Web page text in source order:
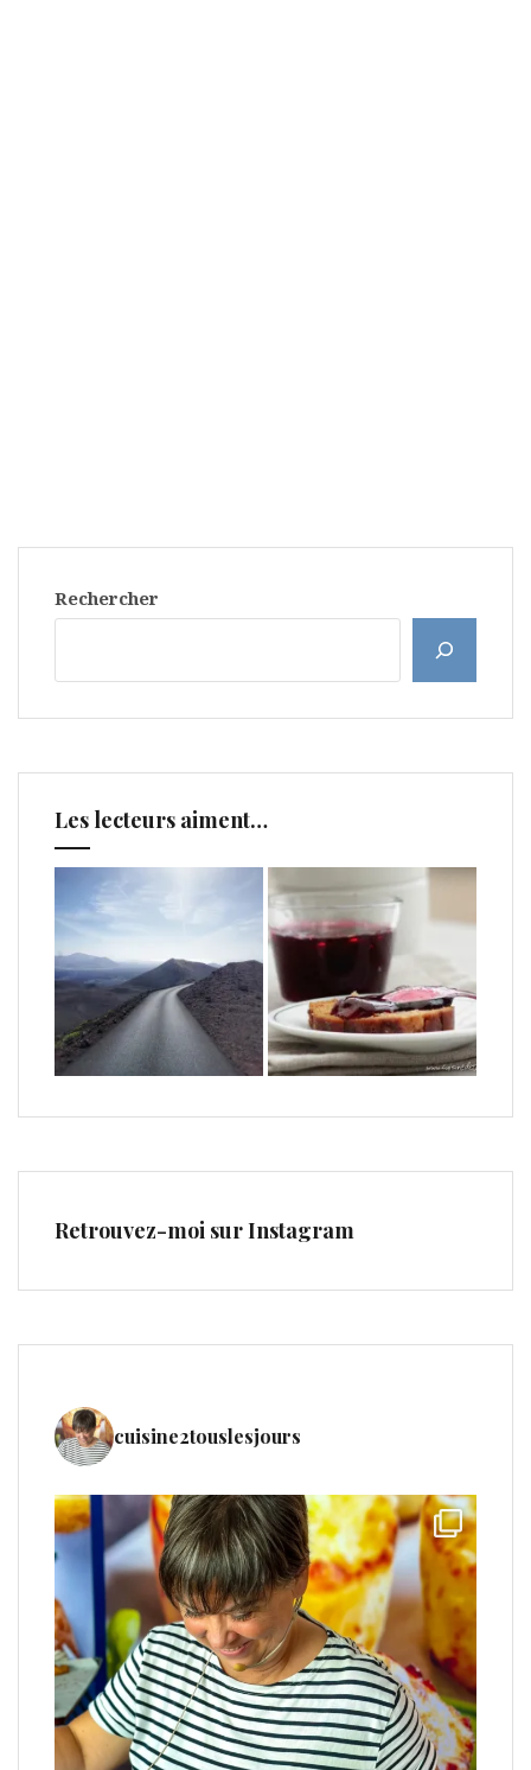
Rechercher
Les lecteurs aiment…
Retrouvez-moi sur Instagram
cuisine2touslesjours